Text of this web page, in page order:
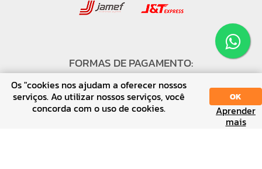
FORMAS DE PAGAMENTO:
SORT DISPLAY
Os "cookies nos ajudam a oferecer nossos
serviços. Ao utilizar nossos serviços, você
concorda com o uso de cookies.
OK
Aprender
mais